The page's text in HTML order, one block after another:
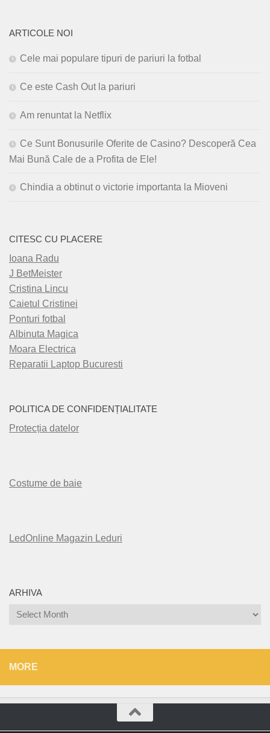
ARTICOLE NOI
Cele mai populare tipuri de pariuri la fotbal
Ce este Cash Out la pariuri
Am renuntat la Netflix
Ce Sunt Bonusurile Oferite de Casino? Descoperă Cea
Mai Bună Cale de a Profita de Ele!
Chindia a obtinut o victorie importanta la Mioveni
CITESC CU PLACERE
Ioana Radu
J BetMeister
Cristina Lincu
Caietul Cristinei
Ponturi fotbal
Albinuta Magica
Moara Electrica
Reparatii Laptop Bucuresti
POLITICA DE CONFIDENȚIALITATE
Protecția datelor
Costume de baie
LedOnline Magazin Leduri
ARHIVA
Arhiva
MORE